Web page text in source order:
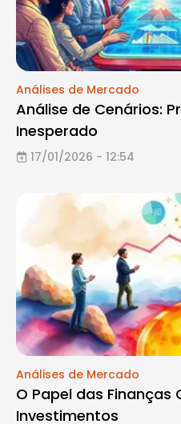
Análises de Mercado
Análise de Cenários:
Inesperado
17/01/2026 - 12:54
Análises de Mercado
O Papel das
Investimentos